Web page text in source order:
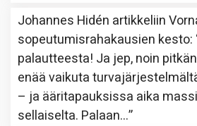
Johannes Hidén artikkeliin
sopeutumisrahakausien kesto:
palautteesta! Ja jep, noin
enää vaikuta
– ja ääritapauksissa aika
sellaiselta. Palaan…”